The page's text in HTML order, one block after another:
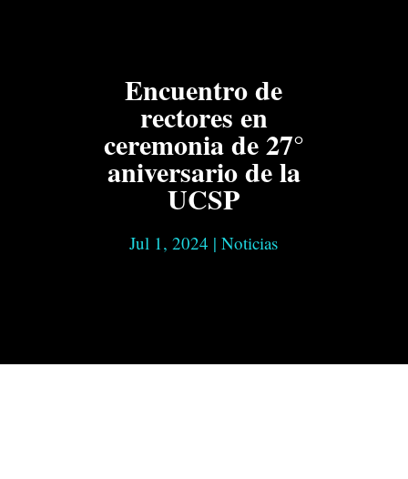
Encuentro de
rectores en
ceremonia de 27°
aniversario de la
UCSP
Jul 1, 2024 |Noticias